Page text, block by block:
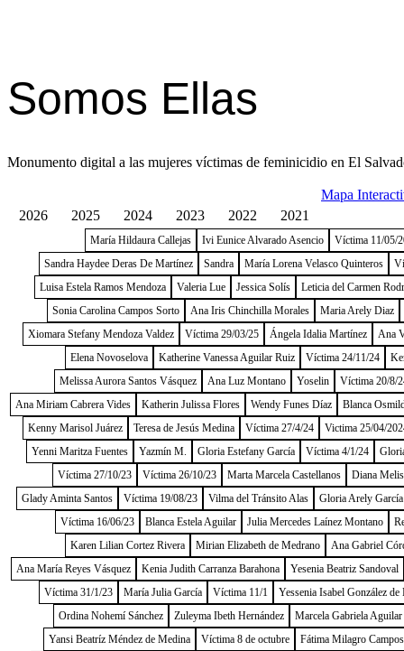
Somos Ellas
Monumento digital a las mujeres víctimas de feminicidio en El
Mapa
2026
2025 2024 2023 2022 2021
María Hildaura Callejas Ivi Eunice Alvarado Asencio
Víctima 11/05/
Sandra Haydee Deras De Martínez
Sandra María Lorena Velasco Quinteros
Luisa Estela Ramos Mendoza
Valeria Lue Jessica Solís
Leticia del Carmen
Sonia Carolina Campos Sorto
Ana Iris Chinchilla Morales
Maria Arely Diaz
Xiomara Stefany Mendoza Valdez
Víctima 29/03/25 Ángela Idalia Martínez
Ana
Elena Novoselova
Katherine Vanessa Aguilar Ruiz Víctima 24/11/24
Melissa Aurora Santos Vásquez
Ana Luz Montano Yoselin
Víctima 20/8/
Ana Miriam Cabrera Vides
Katherin Julissa Flores Wendy Funes Díaz
Blanca
Kenny Marisol Juárez
Teresa de Jesús Medina Víctima 27/4/24
Victima 25/04/
Yenni Maritza Fuentes
Yazmín M. Gloria Estefany García Víctima 4/1/24
Víctima 27/10/23
Víctima 26/10/23 Marta Marcela Castellanos
Diana
Glady Aminta Santos
Víctima 19/08/23 Vilma del Tránsito Alas
Gloria Arely García
Víctima 16/06/23
Blanca Estela Aguilar Julia Mercedes Laínez Montano
Karen Lilian Cortez Rivera
Mirian Elizabeth de Medrano
Ana Gabriel
Ana María Reyes Vásquez
Kenia Judith Carranza Barahona
Yesenia Beatriz Sandoval
Víctima 31/1/23
María Julia García Víctima 11/1
Yessenia Isabel González
Ordina Nohemí Sánchez
Zuleyma Ibeth Hernández
Marcela Gabriela Aguilar
Yansi Beatríz Méndez de Medina
Víctima 8 de octubre
Fátima Milagro Campos